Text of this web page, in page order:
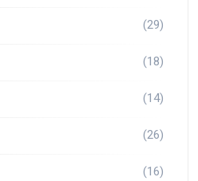
(29)
(18)
(14)
(26)
(16)